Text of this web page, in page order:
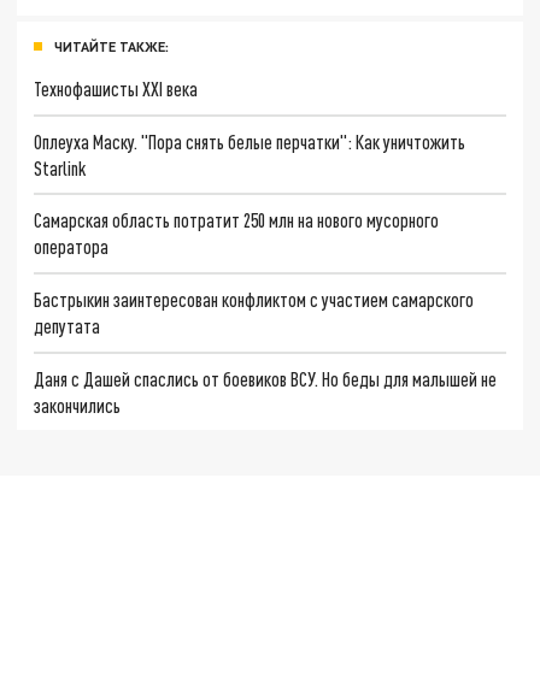
ЧИТАЙТЕ ТАКЖЕ:
Технофашисты XXI века
Оплеуха Маску. "Пора снять белые перчатки": Как уничтожить
Starlink
Самарская область потратит 250 млн на нового мусорного
оператора
Бастрыкин заинтересован конфликтом с участием самарского
депутата
Даня с Дашей спаслись от боевиков ВСУ. Но беды для малышей не
закончились